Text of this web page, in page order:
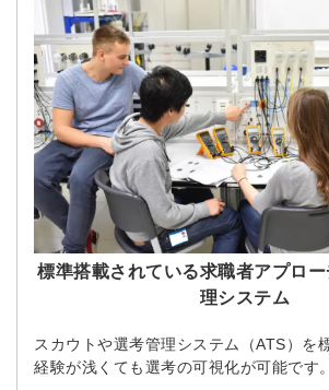
標準搭載されている求職者アプロ
理システム
スカウトや選考管理システム（ATS）を
経験が浅くても選考の可視化が可能です。